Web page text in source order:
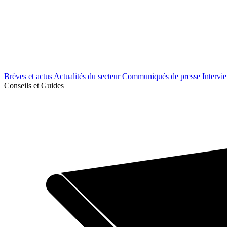
Brèves et actus Actualités du secteurCommuniqués de presse
Conseils et Guides